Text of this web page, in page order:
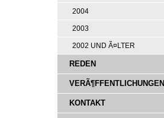
2004
2003
2002 UND Ã¤LTER
REDEN
VERÃ¶FFENTLICHUNGEN
KONTAKT